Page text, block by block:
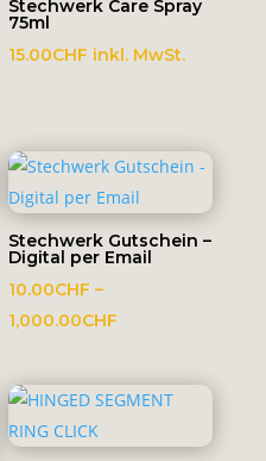
Stechwerk Care Spray
75ml
15.00CHF inkl. MwSt.
Stechwerk Gutschein –
Digital per Email
10.00CHF –
1,000.00CHF
bis
1,000.00CHF